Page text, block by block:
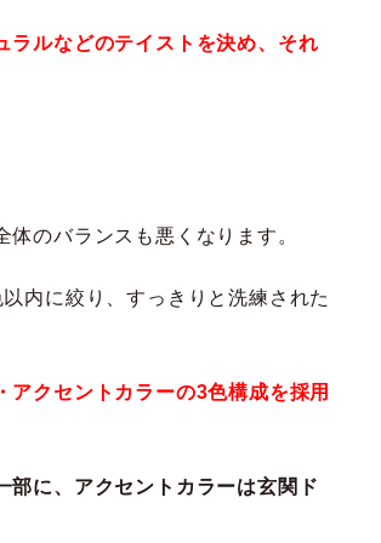
ラルなどのテイストを決め、それ
のバランスも悪くなります。
内に絞り、すっきりと洗練された
クセントカラーの3色構成を採用
部に、アクセントカラーは玄関ド